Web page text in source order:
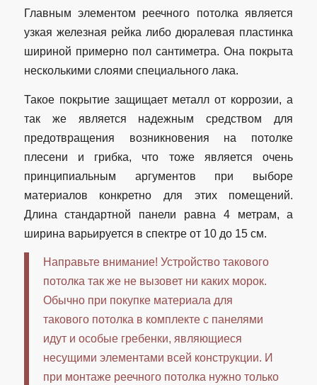
Главным элементом реечного потолка является
узкая железная рейка либо дюралевая пластинка
шириной примерно пол сантиметра. Она покрыта
несколькими слоями специального лака.
Такое покрытие защищает металл от коррозии, а
так же является надежным средством для
предотвращения возникновения на потолке
плесени и грибка, что тоже является очень
принципиальным аргументов при выборе
материалов конкретно для этих помещений.
Длина стандартной панели равна 4 метрам, а
ширина варьируется в спектре от 10 до 15 см.
Направьте внимание! Устройство такового
потолка так же не вызовет ни каких морок.
Обычно при покупке материала для
такового потолка в комплекте с панелями
идут и особые гребенки, являющиеся
несущими элементами всей конструкции. И
при монтаже реечного потолка нужно только